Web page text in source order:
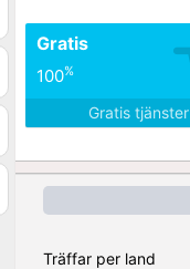
Gratis
100%
Gratis tjänster
Träffar per land